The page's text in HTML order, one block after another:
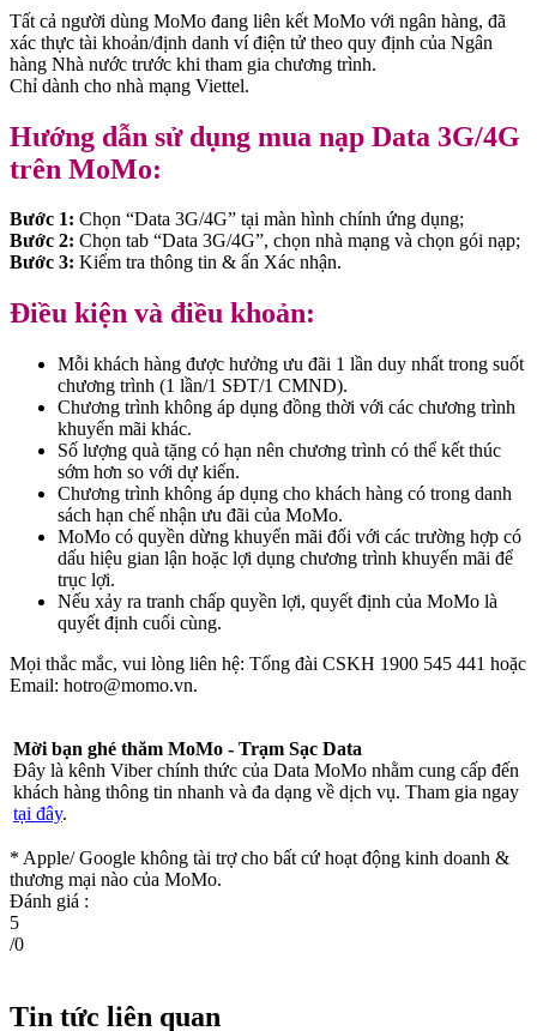
Tất cả người dùng MoMo đang liên kết MoMo với ngân hàng, đã
xác thực tài khoản/định danh ví điện tử theo quy định của Ngân
hàng Nhà nước trước khi tham gia chương trình.
Chỉ dành cho nhà mạng Viettel.
Hướng dẫn sử dụng mua nạp Data 3G/4G
trên MoMo:
Bước 1: Chọn “Data 3G/4G” tại màn hình chính ứng dụng;
Bước 2: Chọn tab “Data 3G/4G”, chọn nhà mạng và chọn gói nạp;
Bước 3: Kiểm tra thông tin & ấn Xác nhận.
Điều kiện và điều khoản:
Mỗi khách hàng được hưởng ưu đãi 1 lần duy nhất trong suốt
chương trình (1 lần/1 SĐT/1 CMND).
Chương trình không áp dụng đồng thời với các chương trình
khuyến mãi khác.
Số lượng quà tặng có hạn nên chương trình có thể kết thúc
sớm hơn so với dự kiến.
Chương trình không áp dụng cho khách hàng có trong danh
sách hạn chế nhận ưu đãi của MoMo.
MoMo có quyền dừng khuyến mãi đối với các trường hợp có
dấu hiệu gian lận hoặc lợi dụng chương trình khuyến mãi để
trục lợi.
Nếu xảy ra tranh chấp quyền lợi, quyết định của MoMo là
quyết định cuối cùng.
Mọi thắc mắc, vui lòng liên hệ: Tổng đài CSKH 1900 545 441 hoặc
Email: hotro@momo.vn.
Mời bạn ghé thăm MoMo - Trạm Sạc Data
Đây là kênh Viber chính thức của Data MoMo nhằm cung cấp đến
khách hàng thông tin nhanh và đa dạng về dịch vụ. Tham gia ngay
tại đây.
* Apple/ Google không tài trợ cho bất cứ hoạt động kinh doanh &
thương mại nào của MoMo.
Đánh giá :
5
/0
Tin tức liên quan